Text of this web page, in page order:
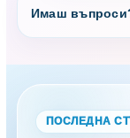
Имаш
ПОСЛЕДНА